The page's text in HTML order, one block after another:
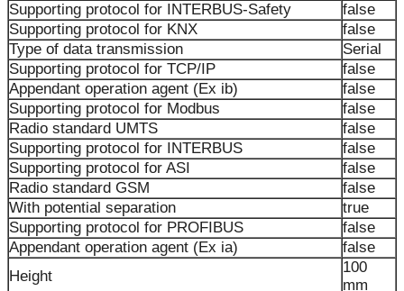
Supporting protocol for INTERBUS-Safety
false
Supporting protocol for KNX
false
Type of data transmission
Serial
Supporting protocol for TCP/IP
false
Appendant operation agent (Ex ib)
false
Supporting protocol for Modbus
false
Radio standard UMTS
false
Supporting protocol for INTERBUS
false
Supporting protocol for ASI
false
Radio standard GSM
false
With potential separation
true
Supporting protocol for PROFIBUS
false
Appendant operation agent (Ex ia)
false
Height
100
mm